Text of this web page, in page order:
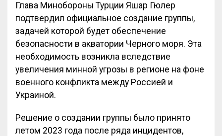
Глава Минобороны Турции Яшар Гюлер
подтвердил официальное создание группы,
задачей которой будет обеспечение
безопасности в акватории Черного моря. Эта
необходимость возникла вследствие
увеличения минной угрозы в регионе на фоне
военного конфликта между Россией и
Украиной.
Решение о создании группы было принято
летом 2023 года после ряда инцидентов,